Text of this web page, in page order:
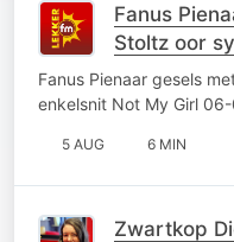
Fanus
Stoltz oor
Girl 06-07-
Fanus Pienaar gesels
enkelsnit Not My Girl
5 AUG 6 MIN
Zwartkop